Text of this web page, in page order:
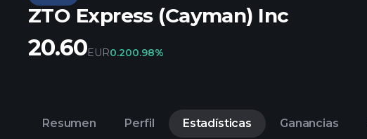
ZTO Express (Cayman) Inc
20.60EUR0.200.98%
Resumen Perfil Estadísticas Ganancias